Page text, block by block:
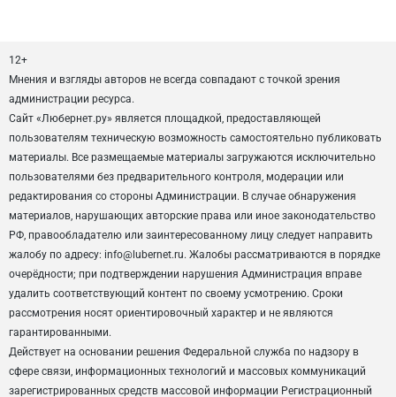
12+
Мнения и взгляды авторов не всегда совпадают с точкой зрения
администрации ресурса.
Сайт «Любернет.ру» является площадкой, предоставляющей
пользователям техническую возможность самостоятельно публиковать
материалы. Все размещаемые материалы загружаются исключительно
пользователями без предварительного контроля, модерации или
редактирования со стороны Администрации. В случае обнаружения
материалов, нарушающих авторские права или иное законодательство
РФ, правообладателю или заинтересованному лицу следует направить
жалобу по адресу: info@lubernet.ru. Жалобы рассматриваются в порядке
очерёдности; при подтверждении нарушения Администрация вправе
удалить соответствующий контент по своему усмотрению. Сроки
рассмотрения носят ориентировочный характер и не являются
гарантированными.
Действует на основании решения Федеральной служба по надзору в
сфере связи, информационных технологий и массовых коммуникаций
зарегистрированных средств массовой информации Регистрационный